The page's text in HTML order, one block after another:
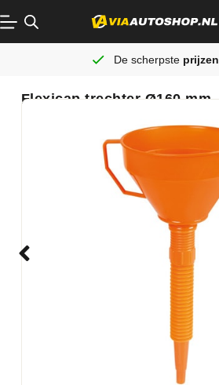
De scherpste prijzen
Flexicap trechter Ø160 mm